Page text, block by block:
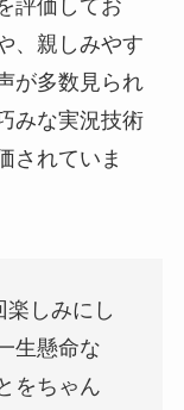
評価してお
、親しみやす
が多数見られ
みな実況技術
されていま
しみにし
生懸命な
をちゃん